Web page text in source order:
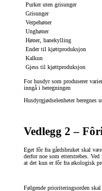
Purker uten grisunger
Grisunger
Verpehøner
Unghøner
Høner, hanekylling
Ender til kjøttproduksjon
Kalkun
Gjess til kjøttproduksjon
For husdyr som produserer
inngå i beregningen
Husdyrgjødselenheter beregnes
Vedlegg 2 –
Eget fôr fra gårdsbruket skal
derfor noe som etterstrebes.
at det kun er fôr fra økologisk
Følgende prioriteringsorden